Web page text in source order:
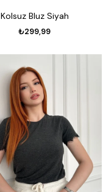
Kolsuz Bluz Siyah
₺299,99